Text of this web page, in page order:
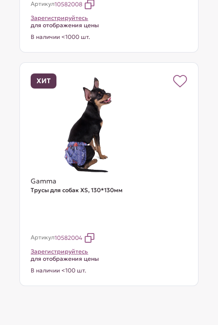
Артикул10582008
Зарегистрируйтесь
для отображения цены
В наличии <1000 шт.
ХИТ
Gamma
Трусы для собак XS, 130*130мм
Артикул10582004
Зарегистрируйтесь
для отображения цены
В наличии <100 шт.